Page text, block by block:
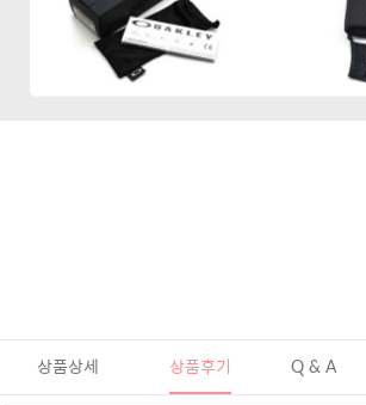
상품상세 상품후기 Q & A